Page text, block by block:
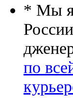
* Мы
по